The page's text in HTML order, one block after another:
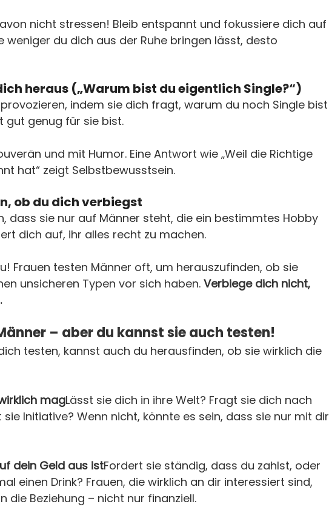
nicht stressen! Bleib entspannt und fokussiere dich auf
weniger du dich aus der Ruhe bringen lässt, desto
heraus („Warum bist du eigentlich Single?“)
indem sie dich fragt, warum du noch Single bist
gut genug für sie bist.
und mit Humor. Eine Antwort wie „Weil die Richtige
hat“ zeigt Selbstbewusstsein.
ob du dich verbiegst
dass sie nur auf Männer steht, die ein bestimmtes Hobby
dich auf, ihr alles recht zu machen.
Frauen testen Männer oft, um herauszufinden, ob sie
unsicheren Typen vor sich haben. Verbiege dich nicht,
– aber du kannst sie auch testen!
testen, kannst auch du herausfinden, ob sie wirklich die
magLässt sie dich in ihre Welt? Fragt sie dich nach
sie Initiative? Wenn nicht, könnte es sein, dass sie nur mit dir
dein Geld aus istFordert sie ständig, dass du zahlst, oder
einen Drink? Frauen, die wirklich an dir interessiert sind,
die Beziehung – nicht nur finanziell.